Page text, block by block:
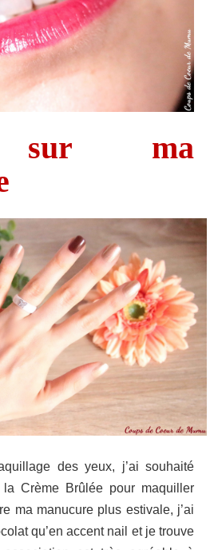
sur ma
des yeux, j’ai souhaité
Crème Brûlée pour maquiller
ma manucure plus estivale, j’ai
qu’en accent nail et je trouve